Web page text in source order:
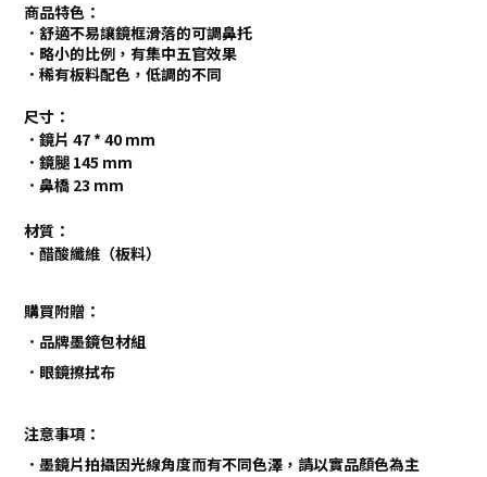
商品特色：
．舒適不易讓鏡框滑落的可調鼻托
．略小的比例，有集中五官效果
．稀有板料配色，低調的不同
尺寸：
．鏡片 47 * 40 mm
．鏡腿 145 mm
．鼻橋 23 mm
材質：
．醋酸纖維（板料）
購買附贈：
． 品牌墨鏡包材組
．眼鏡擦拭布
注意事項：
．墨鏡片拍攝因光線角度而有不同色澤，請以實品顏色為主